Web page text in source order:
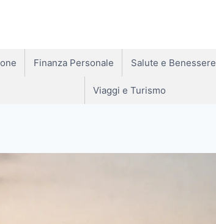
Finanza Personale Salute e Benessere
Viaggi e Turismo